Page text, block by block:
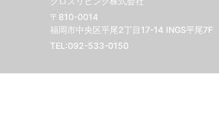
〒810-0014
福岡市中央区平尾2丁目17-14 INGS平尾7F
TEL:092-533-0150